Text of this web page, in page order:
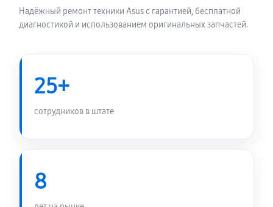
B5302CEAKG0481W
Замена процессора ноутбука Asus B5
B5302CEAKG0481W
Замена оперативной памяти
Надёжный ремонт техники Asus с гарантией, бесплатной
диагностикой и использованием оригинальных запчастей.
25+
сотрудников в штате
8